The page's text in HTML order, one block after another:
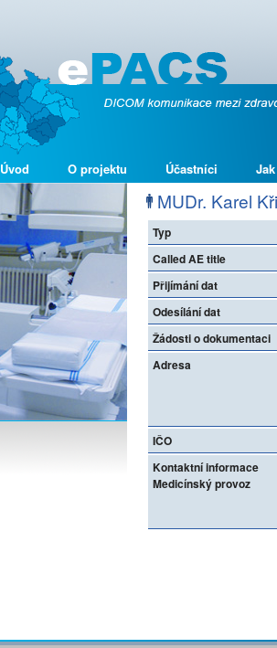
Úvod O projektu Účastníci
MUDr. Karel
Typ
Called AE title
Přijímání dat
Odesílání dat
Žádosti o dokumentaci
Adresa
IČO
Kontaktní informace
Medicínský provoz